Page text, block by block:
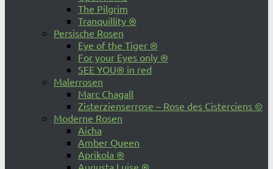
The Pilgrim
Tranquillity ®
Persische Rosen
Eye of the Tiger ®
For your Eyes only ®
SEE YOU® in red
Malerrosen
Marc Chagall
Zisterzienserrose – Rose des Cisterciens ©
Moderne Rosen
Aicha
Amber Queen
Aprikola ®
Augusta Luise ®